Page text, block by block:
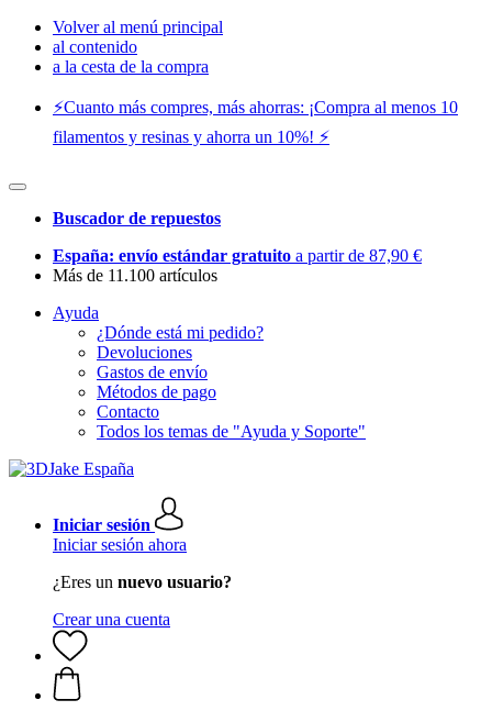
Volver al menú principal
al contenido
a la cesta de la compra
⚡️Cuanto más compres, más ahorras: ¡Compra al menos 10
filamentos y resinas y ahorra un 10%! ⚡️
Buscador de repuestos
España: envío estándar gratuito a partir de 87,90 €
Más de 11.100 artículos
Ayuda
¿Dónde está mi pedido?
Devoluciones
Gastos de envío
Métodos de pago
Contacto
Todos los temas de "Ayuda y Soporte"
Iniciar sesión
Iniciar sesión ahora
¿Eres un nuevo usuario?
Crear una cuenta